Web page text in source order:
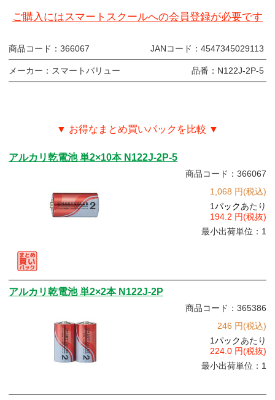
ご購入にはスマートスクールへの会員登録が必要です
商品コード： 366067 JANコード： 4547345029113
メーカー： スマートバリュー 品番： N122J-2P-5
▼ お得なまとめ買いパックを比較 ▼
アルカリ乾電池 単2×10本 N122J-2P-5
商品コード：366067
1,068 円(税込)
1パックあたり
194.2 円(税抜)
最小出荷単位：1
アルカリ乾電池 単2×2本 N122J-2P
商品コード：365386
246 円(税込)
1パックあたり
224.0 円(税抜)
最小出荷単位：1